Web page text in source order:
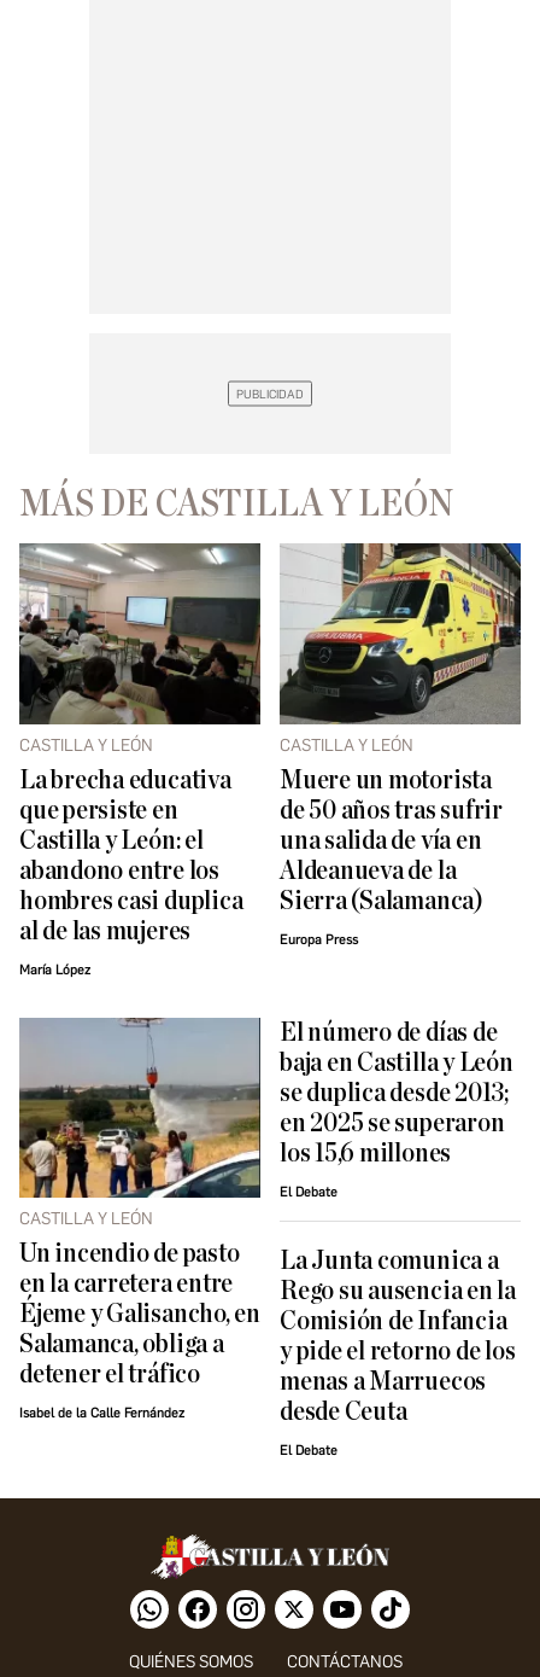
MÁS DE CASTILLA Y LEÓN
CASTILLA Y LEÓN
La brecha educativa
que persiste en
Castilla y León: el
abandono entre los
hombres casi duplica
al de las mujeres
María López
CASTILLA Y LEÓN
Muere un motorista
de 50 años tras sufrir
una salida de vía en
Aldeanueva de la
Sierra (Salamanca)
Europa Press
CASTILLA Y LEÓN
Un incendio de pasto
en la carretera entre
Éjeme y Galisancho, en
Salamanca, obliga a
detener el tráfico
Isabel de la Calle Fernández
El número de días de
baja en Castilla y León
se duplica desde 2013;
en 2025 se superaron
los 15,6 millones
El Debate
La Junta comunica a
Rego su ausencia en la
Comisión de Infancia
y pide el retorno de los
menas a Marruecos
desde Ceuta
El Debate
QUIÉNES SOMOS CONTÁCTANOS